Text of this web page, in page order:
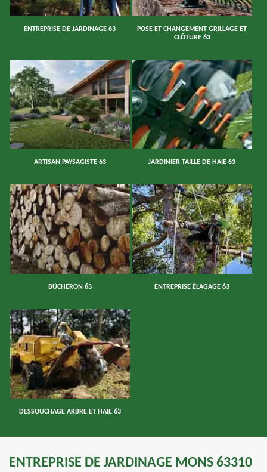
ENTREPRISE DE JARDINAGE 63
POSE ET CHANGEMENT GRILLAGE ET
CLÔTURE 63
ARTISAN PAYSAGISTE 63 JARDINIER TAILLE DE HAIE 63
BÛCHERON 63 ENTREPRISE ÉLAGAGE 63
DESSOUCHAGE ARBRE ET HAIE 63
ENTREPRISE DE JARDINAGE MONS 63310